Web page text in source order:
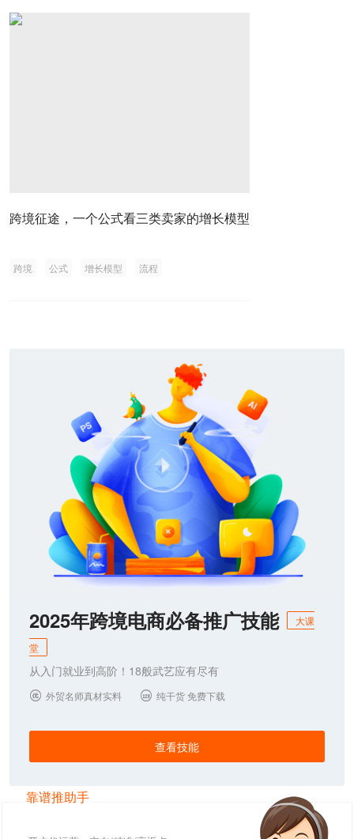
跨境征途，一个公式看三类卖家的增长模型
跨境 公式 增长模型 流程
2025年跨境电商必备推广技能
大课
堂
从入门就业到高阶！18般武艺应有尽有
 外贸名师真材实料  纯干货 免费下载
查看技能
靠谱推助手